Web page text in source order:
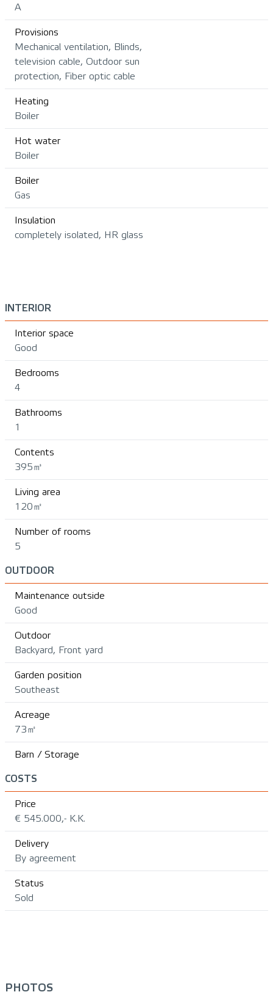
A
Provisions
Mechanical ventilation, Blinds,
television cable, Outdoor sun
protection, Fiber optic cable
Heating
Boiler
Hot water
Boiler
Boiler
Gas
Insulation
completely isolated, HR glass
INTERIOR
Interior space
Good
Bedrooms
4
Bathrooms
1
Contents
395㎥
Living area
120㎡
Number of rooms
5
OUTDOOR
Maintenance outside
Good
Outdoor
Backyard, Front yard
Garden position
Southeast
Acreage
73㎡
Barn / Storage
COSTS
Price
€ 545.000,- K.K.
Delivery
By agreement
Status
Sold
PHOTOS